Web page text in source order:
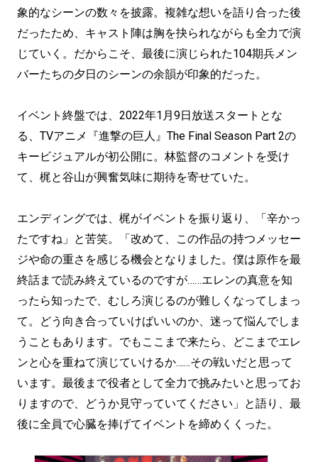
象的なシーンの数々を披露。複雑な想いを語り合った後
だったため、キャスト陣は胸を抉られながらも全力で演
じていく。だからこそ、最後に演じられた104期兵メン
バーたちの夕日のシーンの余韻が印象的だった。
イベント終盤では、2022年1月9日放送スタートとな
る、TVアニメ『進撃の巨人』The Final Season Part 2の
キービジュアルが初公開に。林監督のコメントを受け
て、梶と谷山が興奮気味に期待を寄せていた。
エンディングでは、梶がイベントを振り返り、「辛かっ
たですね」と苦笑。「改めて、この作品の持つメッセー
ジや命の重さを感じる機会となりました。僕は原作を最
終話まで読み終えているのですが……エレンの真意を知
ったら知ったで、むしろ演じるのが難しくなってしまっ
て。どう向き合っていけばいいのか、迷って悩んでしま
うこともあります。でもここまで来たら、どこまでエレ
ンと心を重ねて演じていけるか……その戦いだと思って
います。最後まで役者として全力で挑みたいと思ってお
りますので、どうか見守っていてください」と語り、最
後に全員で心臓を捧げてイベントを締めくくった。